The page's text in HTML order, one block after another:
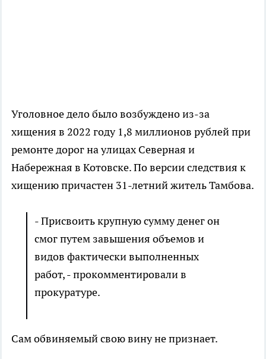
Уголовное дело было возбуждено из-за
хищения в 2022 году 1,8 миллионов рублей при
ремонте дорог на улицах Северная и
Набережная в Котовске. По версии следствия к
хищению причастен 31-летний житель Тамбова.
- Присвоить крупную сумму денег он
смог путем завышения объемов и
видов фактически выполненных
работ, - прокомментировали в
прокуратуре.
Сам обвиняемый свою вину не признает.